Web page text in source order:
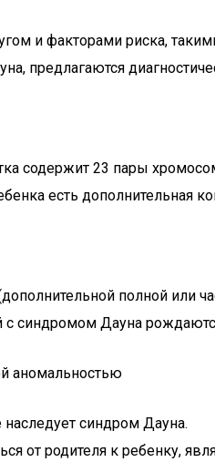
и факторами риска,
предлагаются
содержит 23 пары
есть дополнительная
полной или
синдромом Дауна
аномальностью
синдром Дауна.
от родителя к ребенку,